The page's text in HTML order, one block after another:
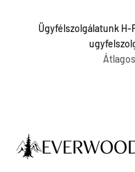
Ügyfélszolgálatunk